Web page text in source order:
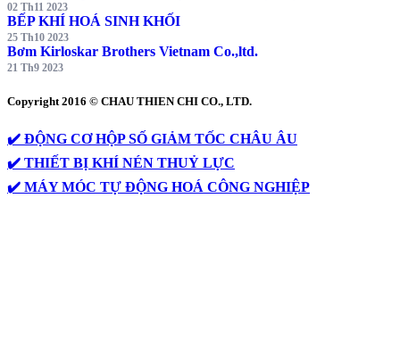
02 Th11 2023
BẾP KHÍ HOÁ SINH KHỐI
25 Th10 2023
Bơm Kirloskar Brothers Vietnam Co.,ltd.
21 Th9 2023
Copyright 2016 © CHAU THIEN CHI CO., LTD.
✔️ ĐỘNG CƠ HỘP SỐ GIẢM TỐC CHÂU ÂU
✔️ THIẾT BỊ KHÍ NÉN THUỶ LỰC
✔️ MÁY MÓC TỰ ĐỘNG HOÁ CÔNG NGHIỆP